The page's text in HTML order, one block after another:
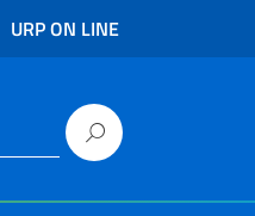
URP ON LINE